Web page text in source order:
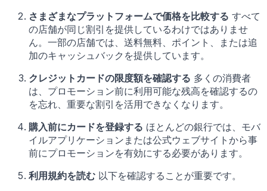
さまざまなプラットフォームで価格を比較する すべて
の店舗が同じ割引を提供しているわけではありませ
ん。一部の店舗では、送料無料、ポイント、または追
加のキャッシュバックを提供しています。
クレジットカードの限度額を確認する 多くの消費者
は、プロモーション前に利用可能な残高を確認するの
を忘れ、重要な割引を活用できなくなります。
購入前にカードを登録する ほとんどの銀行では、モバ
イルアプリケーションまたは公式ウェブサイトから事
前にプロモーションを有効にする必要があります。
利用規約を読む 以下を確認することが重要です。